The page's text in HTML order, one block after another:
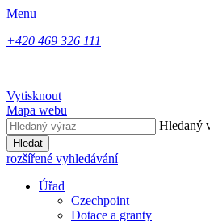
Menu
+420 469 326 111
Vytisknout
Mapa webu
Hledaný
Hledat
rozšířené vyhledávání
Úřad
Czechpoint
Dotace a granty